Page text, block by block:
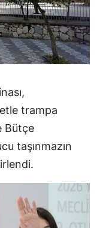
trampa
Bütçe
taşınmazın